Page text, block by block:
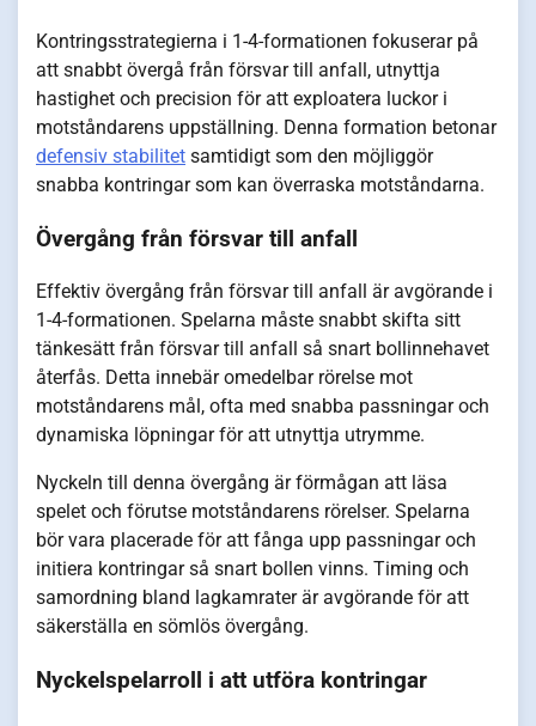
Kontringsstrategierna i 1-4-formationen fokuserar på
att snabbt övergå från försvar till anfall, utnyttja
hastighet och precision för att exploatera luckor i
motståndarens uppställning. Denna formation betonar
defensiv stabilitet samtidigt som den möjliggör
snabba kontringar som kan överraska motståndarna.
Övergång från försvar till anfall
Effektiv övergång från försvar till anfall är avgörande i
1-4-formationen. Spelarna måste snabbt skifta sitt
tänkesätt från försvar till anfall så snart bollinnehavet
återfås. Detta innebär omedelbar rörelse mot
motståndarens mål, ofta med snabba passningar och
dynamiska löpningar för att utnyttja utrymme.
Nyckeln till denna övergång är förmågan att läsa
spelet och förutse motståndarens rörelser. Spelarna
bör vara placerade för att fånga upp passningar och
initiera kontringar så snart bollen vinns. Timing och
samordning bland lagkamrater är avgörande för att
säkerställa en sömlös övergång.
Nyckelspelarroll i att utföra kontringar